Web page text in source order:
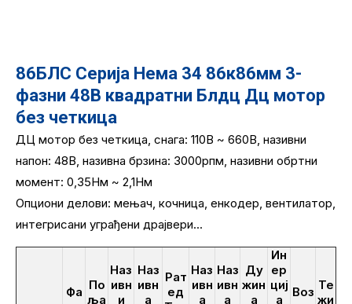
86БЛС Серија Нема 34 86к86мм 3-
фазни 48В квадратни Блдц Дц мотор
без четкица
ДЦ мотор без четкица, снага: 110В ~ 660В, називни
напон: 48В, називна брзина: 3000рпм, називни обртни
момент: 0,35Нм ~ 2,1Нм
Опциони делови: мењач, кочница, енкодер, вентилатор,
интегрисани уграђени драјвери...
Фа По
ља
Наз
ивн
и
Наз
ивн
а
Рат
ед
Наз
ивн
а
Наз
ивн
а
Ду
жин
а
Ин
ер
циј
а
Воз Те
жи